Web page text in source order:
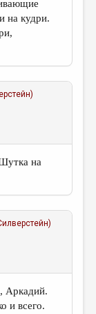
на кудри.
на
Аркадий.
и всего.